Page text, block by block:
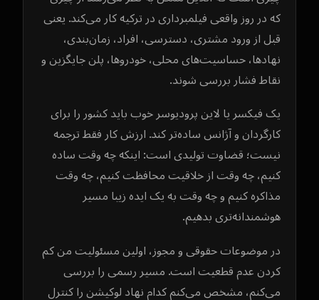
که در روز واقعی فیلمبرداری در ترکیه کار می‌کند. یعنی
قبل از ورود مشتری، دسترسی، افراد، زمان‌بندی،
نهادها، حساسیت‌های محلی، خودروها، پلن جایگزین و
نقاط فشار بررسی شوند.
یک فیکسر یا لاین پرودیوسر خوب باید کشور را برای
کارگردان و آژانس ساده‌تر کند. ارزش کار فقط ترجمه
نیست؛ قضاوت تولیدی است: اینکه چه وقت ساده
کنیم، چه وقت از خلاقیت محافظت کنیم، چه وقت
مذاکره کنیم و چه وقت به یک ایده زیبا مسیر
هوشمندانه‌تری بدهیم.
در موضوعات حقوقی و مجوز، اولین مسئولیت من کم
کردن عدم قطعیت است. مسیر رسمی را بررسی
می‌کنم، مشخص می‌کنم کدام نهاد لوکیشن را کنترل